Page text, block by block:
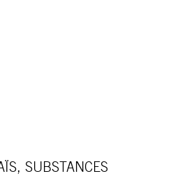
SUBSTANCES